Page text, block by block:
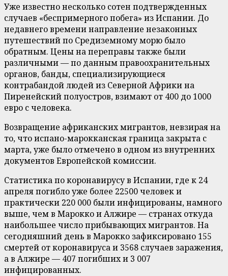
Уже известно несколько сотен подтвержденных
случаев «беспримерного побега» из Испании. До
недавнего времени направление незаконных
путешествий по Средиземному морю было
обратным. Цены на переправы также были
различными — по данным правоохранительных
органов, банды, специализирующиеся
контрабандой людей из Северной Африки на
Пиренейский полуостров, взимают от 400 до 1000
евро с человека.
Возвращение африканских мигрантов, невзирая на
то, что испано-марокканская граница закрыта с
марта, уже было отмечено в одном из внутренних
документов Европейской комиссии.
Статистика по коронавирусу в Испании, где к 24
апреля погибло уже более 22500 человек и
практически 220 000 были инфицированы, намного
выше, чем в Марокко и Алжире — странах откуда
наибольшее число прибывающих мигрантов. На
сегодняшний день в Марокко зафиксировано 155
смертей от коронавируса и 3568 случаев заражения,
а в Алжире — 407 погибших и 3 007
инфицированных.